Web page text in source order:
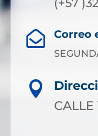
(+57
 Correo

CALLE